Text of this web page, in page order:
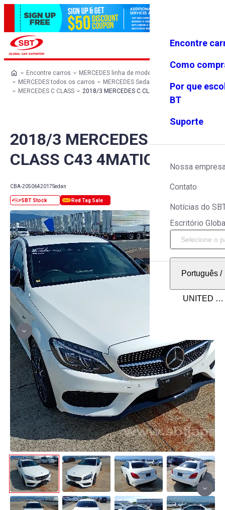
Favoritos Menu
Encontre
Como
Por que
BT
Suporte
Nossa
Contato
Notícias do
Escritório
Português/
Encontre carros
MERCEDES linha de modelos
MERCEDES todos os carros
MERCEDES Sedan
MERCEDES C CLASS
2018/3 MERCEDES C CLASS C43 4MATIC
2018/3 MERCEDES C
CLASS C43 4MATIC
CBA-2050642017Sedan